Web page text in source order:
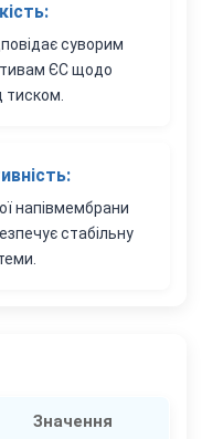
суворим
ЄС щодо
тиском.
напівмембрани
стабільну
Значення